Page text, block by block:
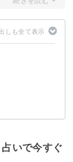
いで今すぐ